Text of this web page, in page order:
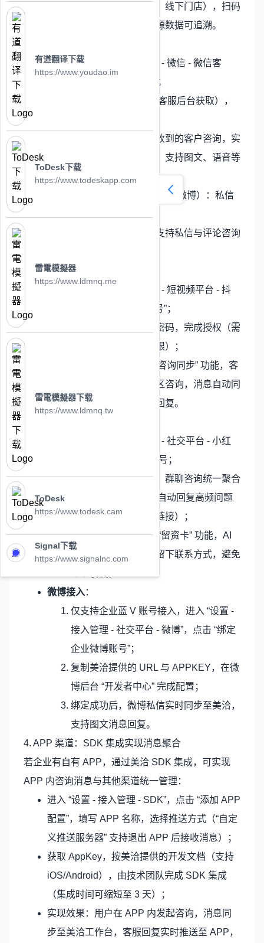
流场景（如推广活动、线下门店），扫码
粉丝自动打标签，来源数据可追溯。
进入 “设置 - 接入管理 - 微信 - 微信客
服”，点击 “一键接入”；
填写企业 ID（从微信客服后台获取），
实现效果：微信客服收到的客户咨询，实
时同步至美洽工作台，支持图文、语音等
消息类型。
3. 短视频 / 社交平台（抖音 / 小红书 / 微博）：私信
短视频平台获客需求激增，美洽支持私信与评论咨询
抖音 / 快手接入
进入 “设置 - 接入管理 - 短视频平台 - 抖
音”，点击 “绑定企业号”；
输入抖音企业号账号密码，完成授权（需
开通抖音开放平台权限）；
勾选 “私信聚合”“评论咨询同步” 功能，客
户在抖音私信或评论区咨询，消息自动同
步至美洽，支持直接回复。
进入 “设置 - 接入管理 - 社交平台 - 小红
书”，绑定小红书专业号；
授权后，小红书私信、群聊咨询统一聚合
至美洽，AI 机器人可自动回复高频问题
（如产品价格、购买链接）；
合规获线：通过美洽 “留资卡” 功能，AI
自动引导高意向客户留下联系方式，避免
微博接入：
仅支持企业蓝 V 账号接入，进入 “设置 -
接入管理 - 社交平台 - 微博”，点击 “绑定
企业微博账号”；
复制美洽提供的 URL 与 APPKEY，在微
博后台 “开发者中心” 完成配置；
绑定成功后，微博私信实时同步至美洽，
支持图文消息回复。
4. APP 渠道：SDK 集成实现消息聚合
若企业有自有 APP，通过美洽 SDK 集成，可实现
APP 内咨询消息与其他渠道统一管理：
进入 “设置 - 接入管理 - SDK”，点击 “添加 APP
配置”，填写 APP 名称，选择推送方式（“自定
义推送服务器” 支持退出 APP 后接收消息）；
获取 AppKey，按美洽提供的开发文档（支持
iOS/Android），由技术团队完成 SDK 集成
（集成时间可缩短至 3 天）；
实现效果：用户在 APP 内发起咨询，消息同
步至美洽工作台，客服回复实时推送至 APP，
有道翻译下载
https://www.youdao.im
ToDesk下载
https://www.todeskapp.com
雷電模擬器
https://www.ldmnq.me
雷電模擬器下载
https://www.ldmnq.tw
ToDesk
https://www.todesk.cam
Signal下载
https://www.signalnc.com